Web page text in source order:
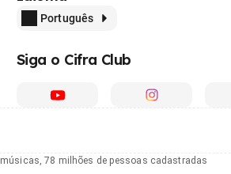
Português
Siga o Cifra Club
78 milhões de pessoas cadastradas